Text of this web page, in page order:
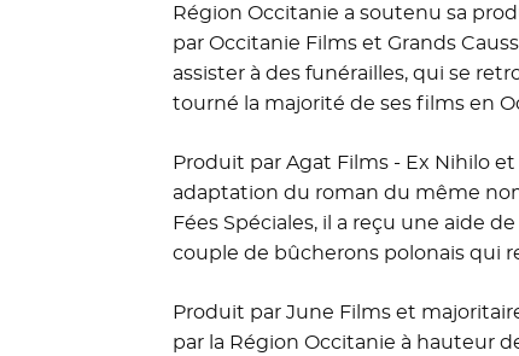
Région Occitanie a soutenu sa
par Occitanie Films et Grands
assister à des funérailles, qui se
tourné la majorité de ses films en
Produit par Agat Films - Ex Nihilo
adaptation du roman du même
Fées Spéciales, il a reçu une aide de
couple de bûcherons polonais qui
Produit par June Films et
par la Région Occitanie à hauteur